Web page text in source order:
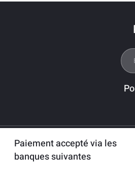
Paiement accepté via les
banques suivantes